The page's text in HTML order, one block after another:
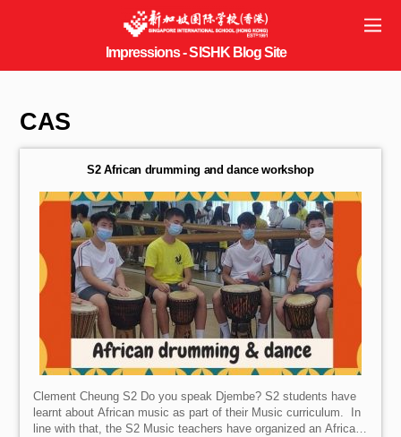
CAS
S2 African drumming and dance workshop
Clement Cheung S2 Do you speak Djembe? S2 students have
learnt about African music as part of their Music curriculum. In
line with that, the S2 Music teachers have organized an African